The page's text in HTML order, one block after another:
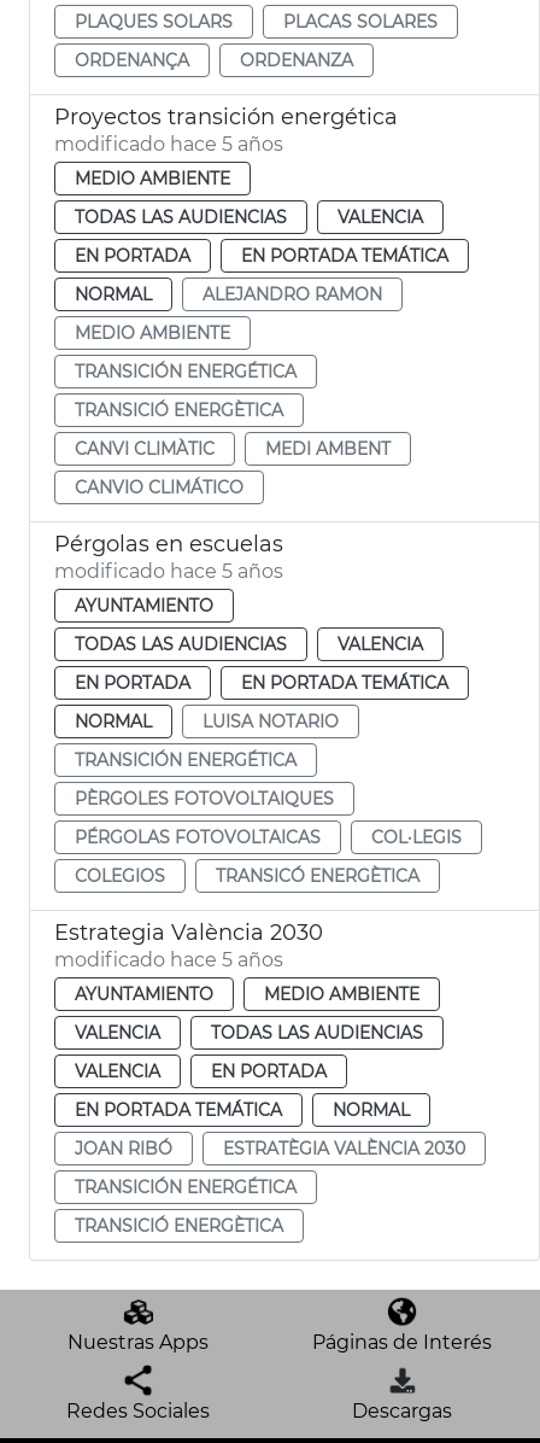
PLAQUES SOLARS
PLACAS SOLARES
ORDENANÇA
ORDENANZA
Proyectos transición energética
modificado hace 5 años
MEDIO AMBIENTE
TODAS LAS AUDIENCIAS
VALENCIA
EN PORTADA
EN PORTADA TEMÁTICA
NORMAL
ALEJANDRO RAMON
MEDIO AMBIENTE
TRANSICIÓN ENERGÉTICA
TRANSICIÓ ENERGÈTICA
CANVI CLIMÀTIC
MEDI AMBENT
CANVIO CLIMÁTICO
Pérgolas en escuelas
modificado hace 5 años
AYUNTAMIENTO
TODAS LAS AUDIENCIAS
VALENCIA
EN PORTADA
EN PORTADA TEMÁTICA
NORMAL
LUISA NOTARIO
TRANSICIÓN ENERGÉTICA
PÈRGOLES FOTOVOLTAIQUES
PÉRGOLAS FOTOVOLTAICAS
COL·LEGIS
COLEGIOS
TRANSICÓ ENERGÈTICA
Estrategia València 2030
modificado hace 5 años
AYUNTAMIENTO
MEDIO AMBIENTE
VALENCIA
TODAS LAS AUDIENCIAS
VALENCIA
EN PORTADA
EN PORTADA TEMÁTICA
NORMAL
JOAN RIBÓ
ESTRATÈGIA VALÈNCIA 2030
TRANSICIÓN ENERGÉTICA
TRANSICIÓ ENERGÈTICA
Nuestras Apps Páginas de Interés
Redes Sociales Descargas